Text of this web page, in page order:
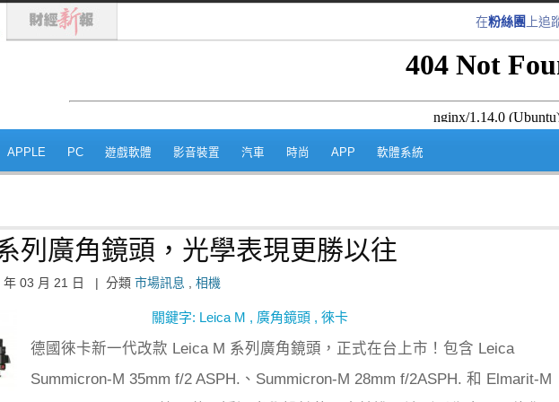
在粉絲團 上追
跳至內容區
APPLE PC 遊戲軟體 影音裝置 汽車 時尚 APP 軟體系統
列廣角鏡頭，光學表現更勝以往
年 03 月 21 日 | 分類 市場訊息 相機
關鍵字: Leica M , 廣角鏡頭 , 徠卡
德國徠卡新一代改款 Leica M 系列廣角鏡頭，正式在台上市！包含 Leica
Summicron-M 35mm f/2 ASPH.、Summicron-M 28mm f/2ASPH. 和 Elmarit-M